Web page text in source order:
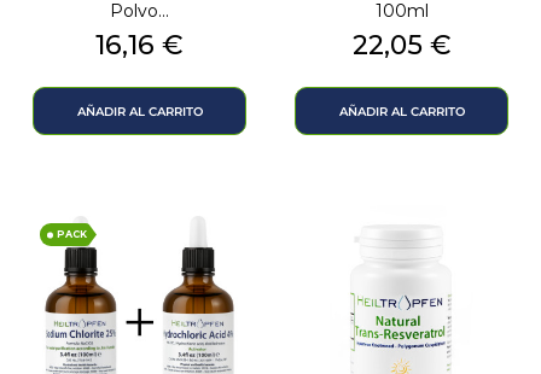
Polvo...
Precio
16,16 €
AÑADIR AL CARRITO
100ml
Precio
22,05 €
AÑADIR AL CARRITO
PACK